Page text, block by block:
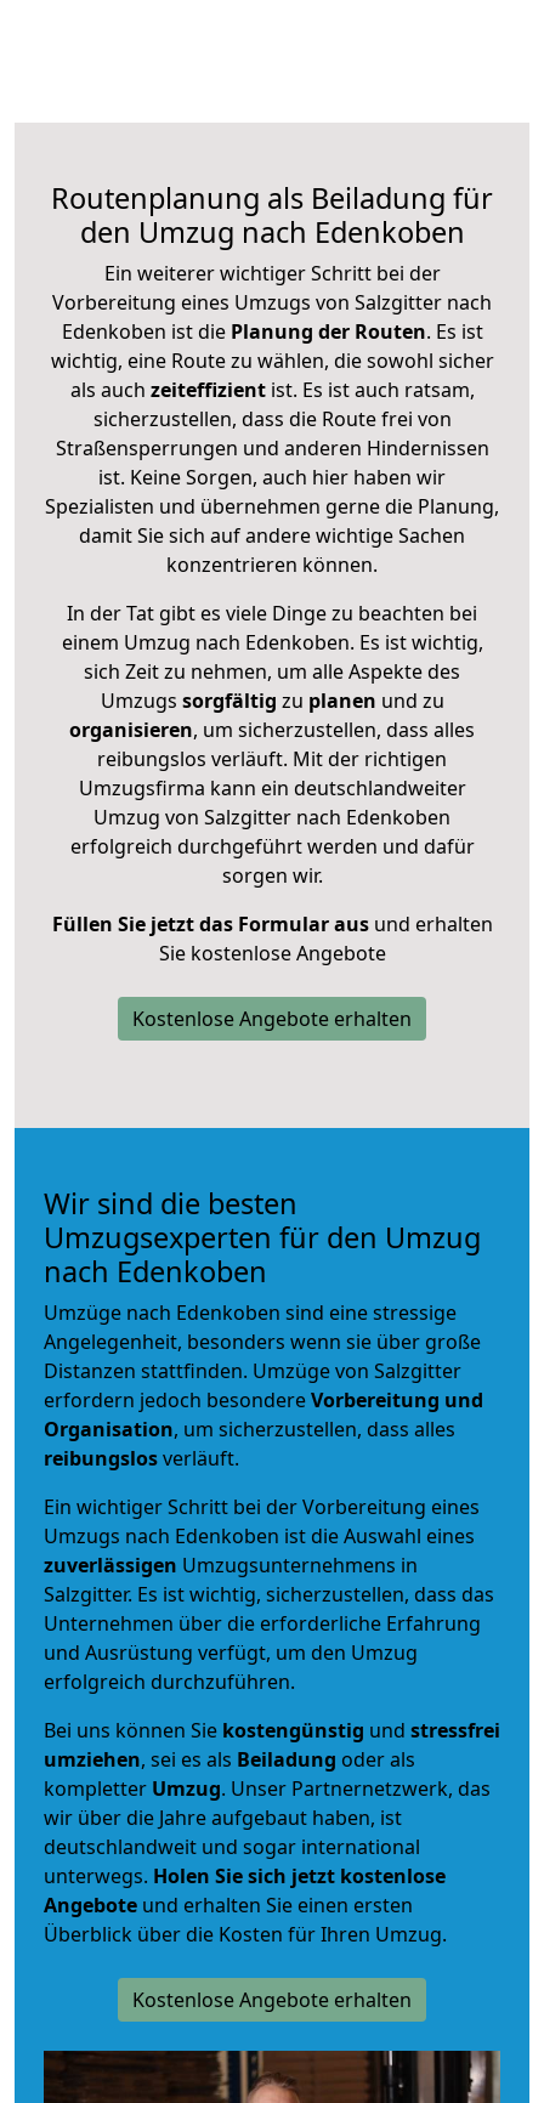
Routenplanung als Beiladung für
den Umzug nach Edenkoben
Ein weiterer wichtiger Schritt bei der
Vorbereitung eines Umzugs von Salzgitter nach
Edenkoben ist diePlanung der Routen. Es ist
wichtig, eine Route zu wählen, die sowohl sicher
als auch zeiteffizientist. Es ist auch ratsam,
sicherzustellen, dass die Route frei von
Straßensperrungen und anderen Hindernissen
ist. Keine Sorgen, auch hier haben wir
Spezialisten und übernehmen gerne die Planung,
damit Sie sich auf andere wichtige Sachen
konzentrieren können.
In der Tat gibt es viele Dinge zu beachten bei
einem Umzug nach Edenkoben. Es ist wichtig,
sich Zeit zu nehmen, um alle Aspekte des
Umzugs sorgfältig zu planen und zu
organisieren, um sicherzustellen, dass alles
reibungslos verläuft. Mit der richtigen
Umzugsfirma kann ein deutschlandweiter
Umzug von Salzgitter nach Edenkoben
erfolgreich durchgeführt werden und dafür
sorgen wir.
Füllen Sie jetzt das Formular ausund erhalten
Sie kostenlose Angebote
Kostenlose Angebote erhalten
Wir sind die besten
Umzugsexperten für den Umzug
nach Edenkoben
Umzüge nach Edenkoben sind eine stressige
Angelegenheit, besonders wenn sie über große
Distanzen stattfinden. Umzüge von Salzgitter
erfordern jedoch besondereVorbereitung und
Organisation, um sicherzustellen, dass alles
reibungslosverläuft.
Ein wichtiger Schritt bei der Vorbereitung eines
Umzugs nach Edenkoben ist die Auswahl eines
zuverlässigen Umzugsunternehmens in
Salzgitter. Es ist wichtig, sicherzustellen, dass das
Unternehmen über die erforderliche Erfahrung
und Ausrüstung verfügt, um den Umzug
erfolgreich durchzuführen.
Bei uns können Sie kostengünstig und stressfrei
umziehen, sei es als Beiladung oder als
kompletter Umzug. Unser Partnernetzwerk, das
wir über die Jahre aufgebaut haben, ist
deutschlandweit und sogar international
unterwegs. Holen Sie sich jetzt kostenlose
Angebote und erhalten Sie einen ersten
Überblick über die Kosten für Ihren Umzug.
Kostenlose Angebote erhalten